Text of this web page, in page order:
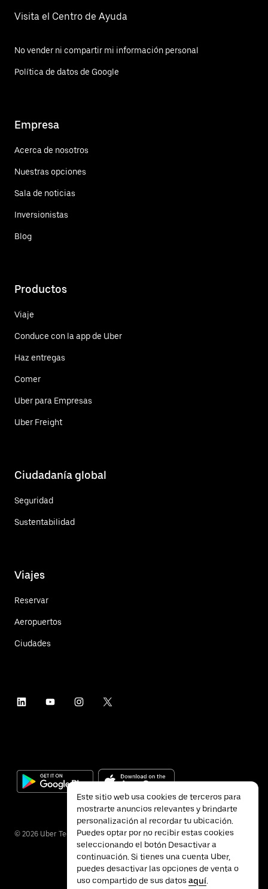
Visita el Centro de Ayuda
No vender ni compartir mi información personal
Política de datos de Google
Empresa
Acerca de nosotros
Nuestras opciones
Sala de noticias
Inversionistas
Blog
Productos
Viaje
Conduce con la app de Uber
Haz entregas
Comer
Uber para Empresas
Uber Freight
Ciudadanía global
Seguridad
Sustentabilidad
Viajes
Reservar
Aeropuertos
Ciudades
© 2026 Uber Technologies Inc.
Este sitio web usa cookies de terceros para
mostrarte anuncios relevantes y brindarte
personalización al recordar tu ubicación.
Puedes optar por no recibir estas cookies
seleccionando el botón Desactivar a
continuación. Si tienes una cuenta Uber,
puedes desactivar las opciones de venta o
uso compartido de sus datos aquí.